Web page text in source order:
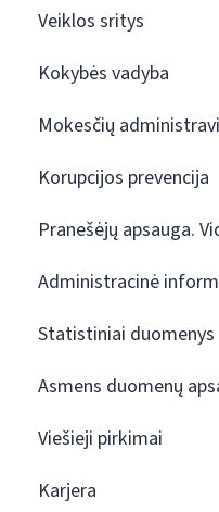
Veiklos sritys
Kokybės vadyba
Mokesčių
Korupcijos prevencija
Pranešėjų apsauga.
Administracinė
Statistiniai duomenys
Asmens duomenų
Viešieji pirkimai
Karjera